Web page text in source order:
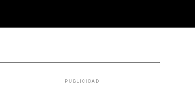
PUBLICIDAD